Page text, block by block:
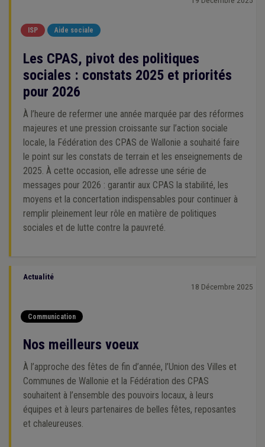
ISP Aide sociale
Les CPAS, pivot des politiques
sociales : constats 2025 et priorités
pour 2026
À l’heure de refermer une année marquée par des réformes
majeures et une pression croissante sur l’action sociale
locale, la Fédération des CPAS de Wallonie a souhaité faire
le point sur les constats de terrain et les enseignements de
2025. À cette occasion, elle adresse une série de
messages pour 2026 : garantir aux CPAS la stabilité, les
moyens et la concertation indispensables pour continuer à
remplir pleinement leur rôle en matière de politiques
sociales et de lutte contre la pauvreté.
Actualité
18 Décembre 2025
Communication
Nos meilleurs voeux
À l’approche des fêtes de fin d’année, l’Union des Villes et
Communes de Wallonie et la Fédération des CPAS
souhaitent à l’ensemble des pouvoirs locaux, à leurs
équipes et à leurs partenaires de belles fêtes, reposantes
et chaleureuses.